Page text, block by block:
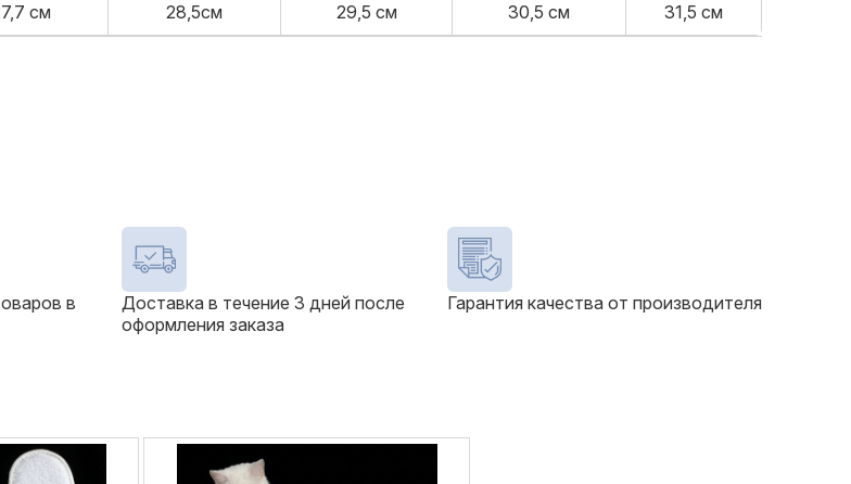
см 28,5см 29,5 см 30,5 см 31,5 см
в
Доставка в течение 3 дней после
оформления заказа
Гарантия качества от производителя